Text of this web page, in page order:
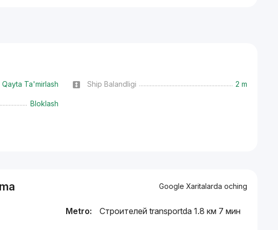
Qayta Ta'mirlash Ship Balandligi 2 m
Bloklash
Google Xaritalarda oching
Metro: Строителей transportda 1.8 км 7 мин